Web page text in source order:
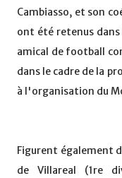
Cambiasso, et son
ont été retenus
amical de football
dans le cadre de la
à l'organisation du
Figurent également
de Villareal (1re